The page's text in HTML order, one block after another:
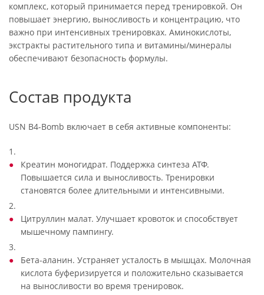
комплекс, который принимается перед тренировкой. Он
повышает энергию, выносливость и концентрацию, что
важно при интенсивных тренировках. Аминокислоты,
экстракты растительного типа и витамины/минералы
обеспечивают безопасность формулы.
Состав продукта
USN B4-Bomb включает в себя активные компоненты:
1.
Креатин моногидрат. Поддержка синтеза АТФ.
Повышается сила и выносливость. Тренировки
становятся более длительными и интенсивными.
2.
Цитруллин малат. Улучшает кровоток и способствует
мышечному пампингу.
3.
Бета-аланин. Устраняет усталость в мышцах. Молочная
кислота буферизируется и положительно сказывается
на выносливости во время тренировок.